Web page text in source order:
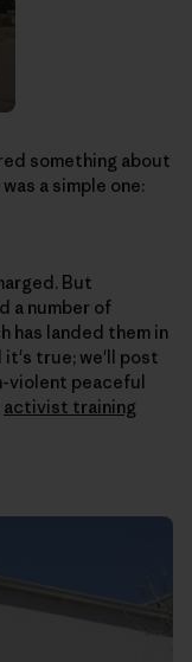
something about
a simple one:
But
a number of
has landed them in
it's true; we'll post
violent peaceful
activist training